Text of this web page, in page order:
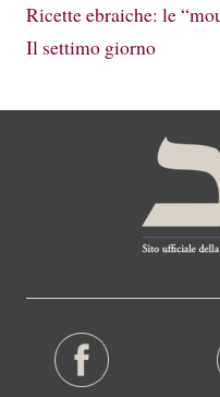
Ricette ebraiche: le
Il settimo giorno